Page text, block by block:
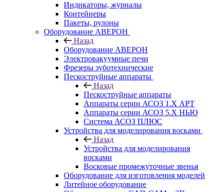
Индикаторы, журналы
Контейнеры
Пакеты, рулоны
Оборудование АВЕРОН
Назад
Оборудование АВЕРОН
Электровакуумные печи
Фрезеры зуботехнические
Пескоструйные аппараты
Назад
Пескоструйные аппараты
Аппараты серии АСОЗ 1.Х АРТ
Аппараты серии АСОЗ 5.Х НЬЮ
Система АСОЗ ПЛЮС
Устройства для моделирования восками
Назад
Устройства для моделирования
восками
Восковые промежуточные звенья
Оборудование для изготовления моделей
Литейное оборудование